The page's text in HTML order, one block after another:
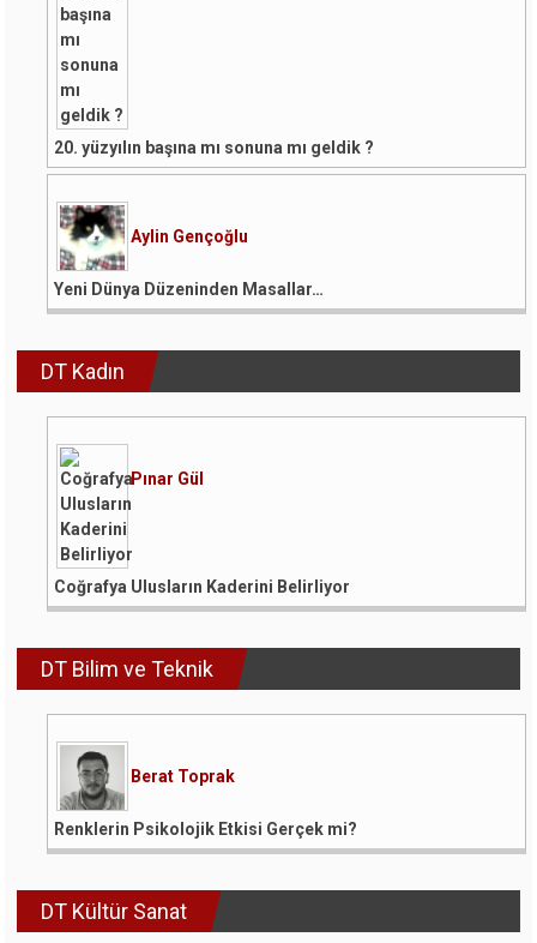
20. yüzyılın başına mı sonuna mı geldik ?
Aylin Gençoğlu
Yeni Dünya Düzeninden Masallar…
DT Kadın
Pınar Gül
Coğrafya Ulusların Kaderini Belirliyor
DT Bilim ve Teknik
Berat Toprak
Renklerin Psikolojik Etkisi Gerçek mi?
DT Kültür Sanat